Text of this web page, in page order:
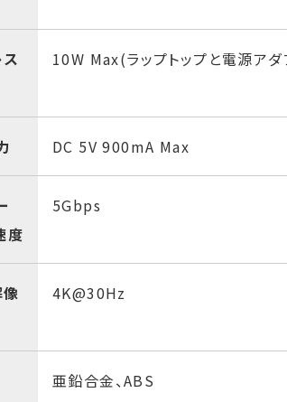
10W Max(ラップトップと電源ア
DC 5V 900mA Max
度
5Gbps
4K@30Hz
亜鉛合金、ABS